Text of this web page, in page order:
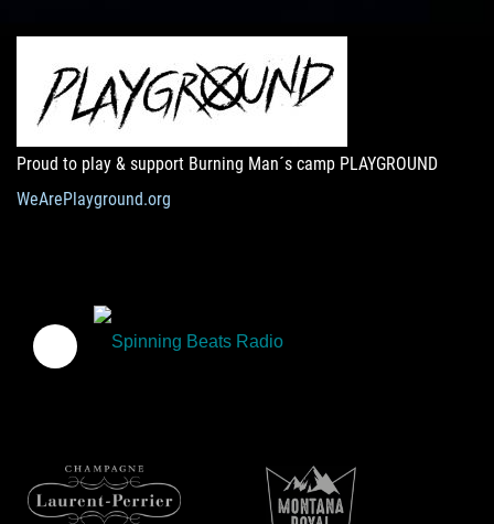
Proud to play & support Burning Man´s camp PLAYGROUND
WeArePlayground.org